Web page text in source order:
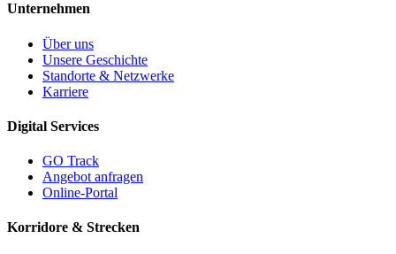
Unternehmen
Über uns
Unsere Geschichte
Standorte & Netzwerke
Karriere
Digital Services
GO Track
Angebot anfragen
Online-Portal
Korridore & Strecken